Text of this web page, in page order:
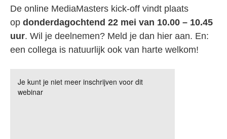
De online MediaMasters kick-off vindt plaats
op donderdagochtend 22 mei van 10.00 – 10.45
uur. Wil je deelnemen? Meld je dan hier aan. En:
een collega is natuurlijk ook van harte welkom!